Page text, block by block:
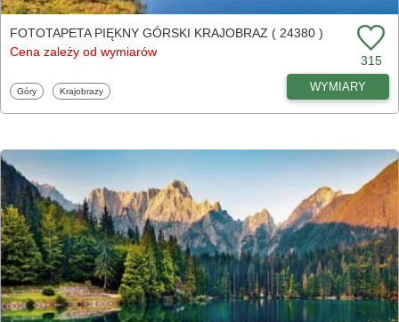
FOTOTAPETA PIĘKNY GÓRSKI KRAJOBRAZ ( 24380 )
Cena zależy od wymiarów
315
Fototapety
Góry Fototapety
Krajobrazy WYMIARY